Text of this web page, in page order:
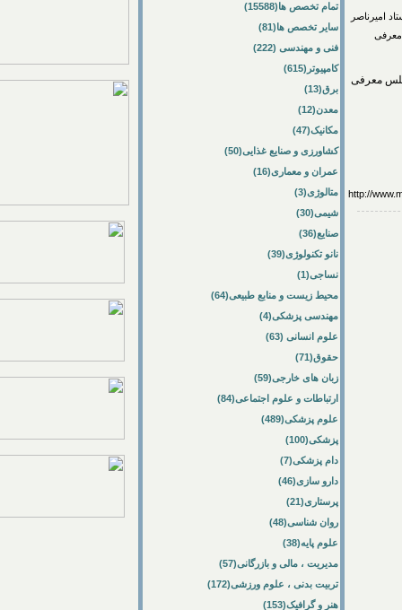
مجلس معرفی
http://
تمام تخصص ها(15588)
سایر تخصص ها(81)
فنی و مهندسی (222)
کامپیوتر(615)
برق(13)
معدن(12)
مکانیک(47)
کشاورزی و صنایع غذایی(50)
عمران و معماری(16)
متالوژی(3)
شیمی(30)
صنایع(36)
نانو تکنولوژی(39)
نساجی(1)
محیط زیست و منابع طبیعی(64)
مهندسی پزشکی(4)
علوم انسانی (63)
حقوق(71)
زبان های خارجی(59)
ارتباطات و علوم اجتماعی(84)
علوم پزشکی(489)
پزشکی(100)
دام پزشکی(7)
دارو سازی(46)
پرستاری(21)
روان شناسی(48)
علوم پایه(38)
مدیریت ، مالی و بازرگانی(57)
تربیت بدنی ، علوم ورزشی(172)
هنر و گرافیک(153)